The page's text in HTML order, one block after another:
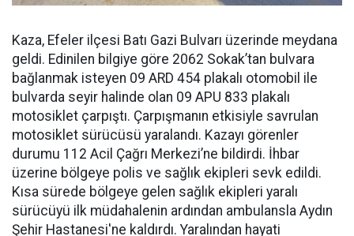
Kaza, Efeler ilçesi Batı Gazi Bulvarı üzerinde meydana
geldi. Edinilen bilgiye göre 2062 Sokak’tan bulvara
bağlanmak isteyen 09 ARD 454 plakalı otomobil ile
bulvarda seyir halinde olan 09 APU 833 plakalı
motosiklet çarpıştı. Çarpışmanın etkisiyle savrulan
motosiklet sürücüsü yaralandı. Kazayı görenler
durumu 112 Acil Çağrı Merkezi’ne bildirdi. İhbar
üzerine bölgeye polis ve sağlık ekipleri sevk edildi.
Kısa sürede bölgeye gelen sağlık ekipleri yaralı
sürücüyü ilk müdahalenin ardından ambulansla Aydın
Şehir Hastanesi'ne kaldırdı. Yaralından hayati